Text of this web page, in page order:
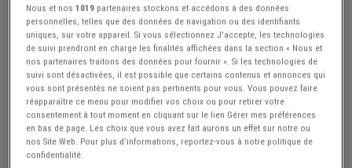
Réf : A871423 Actualisée le : 27/07/2026
1929 Overland Whippet 98A Series
Sedan
Créer une alerte Overland Whippet
$ 15900
Nous et nos1019 partenaires stockons et accédons à des données
personnelles, telles que des données de navigation ou des identifiants
uniques, sur votre appareil. Si vous sélectionnez J'accepte, les technologies
de suivi prendront en charge les finalités affichées dans la section « Nous et
nos partenaires traitons des données pour fournir ». Si les technologies de
suivi sont désactivées, il est possible que certains contenus et annonces qui
vous sont présentés ne soient pas pertinents pour vous. Vous pouvez faire
réapparaître ce menu pour modifier vos choix ou pour retirer votre
consentement à tout moment en cliquant sur le lien Gérer mes préférences
en bas de page. Les choix que vous avez fait aurons un effet sur notre ou
nos Site Web. Pour plus d’informations, reportez-vous à notre politique de
confidentialité.